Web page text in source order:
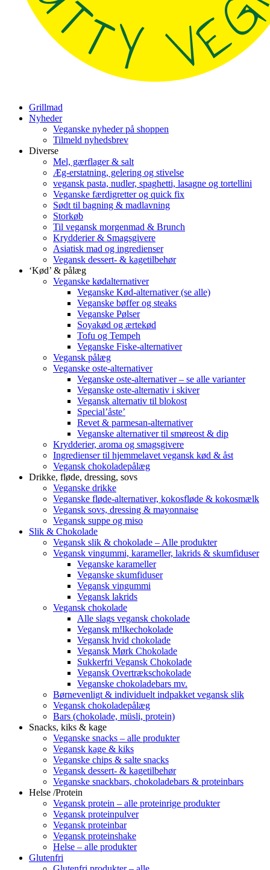
Grillmad
Nyheder
Veganske nyheder på shoppen
Tilmeld nyhedsbrev
Diverse
Mel, gærflager & salt
Æg-erstatning, gelering og stivelse
vegansk pasta, nudler, spaghetti, lasagne og tortellini
Veganske færdigretter og quick fix
Sødt til bagning & madlavning
Storkøb
Til vegansk morgenmad & Brunch
Krydderier & Smagsgivere
Asiatisk mad og ingredienser
Vegansk dessert- & kagetilbehør
‘Kød’ & pålæg
Veganske kødalternativer
Veganske Kød-alternativer (se alle)
Veganske bøffer og steaks
Veganske Pølser
Soyakød og ærtekød
Tofu og Tempeh
Veganske Fiske-alternativer
Vegansk pålæg
Veganske oste-alternativer
Veganske oste-alternativer – se alle varianter
Veganske oste-alternativ i skiver
Vegansk alternativ til blokost
Special’åste’
Revet & parmesan-alternativer
Veganske alternativer til smøreost & dip
Krydderier, aroma og smagsgivere
Ingredienser til hjemmelavet vegansk kød & åst
Vegansk chokoladepålæg
Drikke, fløde, dressing, sovs
Veganske drikke
Veganske fløde-alternativer, kokosfløde & kokosmælk
Vegansk sovs, dressing & mayonnaise
Vegansk suppe og miso
Slik & Chokolade
Vegansk slik & chokolade – Alle produkter
Vegansk vingummi, karameller, lakrids & skumfiduser
Veganske karameller
Veganske skumfiduser
Vegansk vingummi
Vegansk lakrids
Vegansk chokolade
Alle slags vegansk chokolade
Vegansk m!lkechokolade
Vegansk hvid chokolade
Vegansk Mørk Chokolade
Sukkerfri Vegansk Chokolade
Vegansk Overtrækschokolade
Veganske chokoladebars mv.
Børnevenligt & individuelt indpakket vegansk slik
Vegansk chokoladepålæg
Bars (chokolade, müsli, protein)
Snacks, kiks & kage
Veganske snacks – alle produkter
Vegansk kage & kiks
Veganske chips & salte snacks
Vegansk dessert- & kagetilbehør
Veganske snackbars, chokoladebars & proteinbars
Helse /Protein
Vegansk protein – alle proteinrige produkter
Vegansk proteinpulver
Vegansk proteinbar
Vegansk proteinshake
Helse – alle produkter
Glutenfri